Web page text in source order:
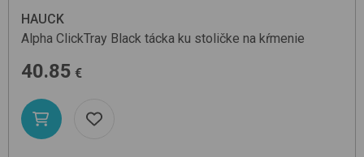
HAUCK
Alpha ClickTray Black tácka ku stoličke na kŕmenie
40.85 €